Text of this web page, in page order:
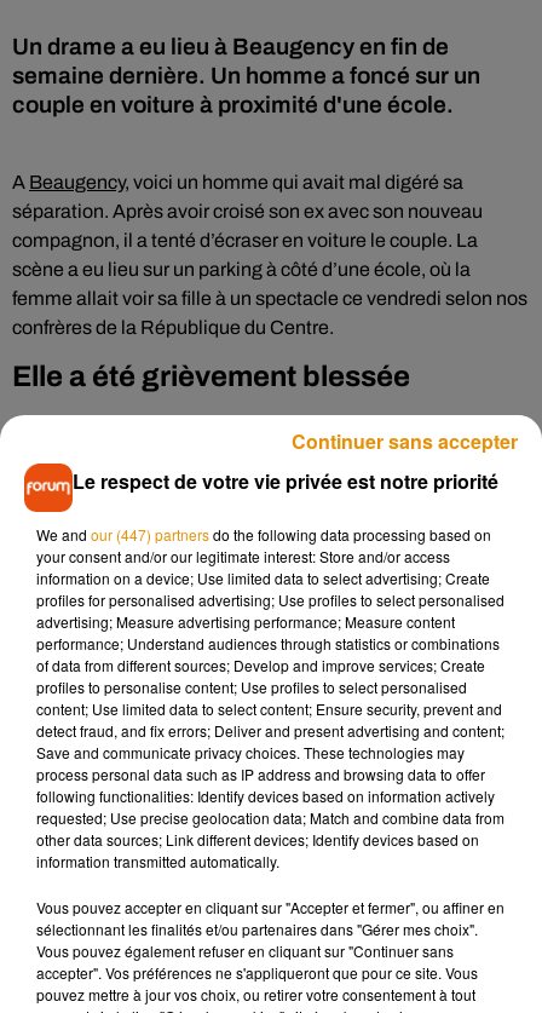
Un drame a eu lieu à Beaugency en fin de
semaine dernière. Un homme a foncé sur un
couple en voiture à proximité d'une école.
A Beaugency, voici un homme qui avait mal digéré sa
séparation. Après avoir croisé son ex avec son nouveau
compagnon, il a tenté d’écraser en voiture le couple. La
scène a eu lieu sur un parking à côté d’une école, où la
femme allait voir sa fille à un spectacle ce vendredi selon nos
confrères de la République du Centre.
Elle a été grièvement blessée
L’homme a pu éviter la voiture mais la femme a été
violemment percutée par le véhicule qui lui a foncé dessus.
Le choc a été très violent et elle a traversé le pare brise. Elle
s’est vue délivrer 45 jours d’ITT et son ex conjoint, âgé d’une
trentaine d’années a été jugé hier en comparution
immédiate pour violences volontaires avec arme par
destination
Musique
Après le film, bientôt une docu-série sur
le père de Michael Jackson
Tiny Desk invite Charlie Puth pour une
live session solaire
Le respect de votre vie privée est notre priorité
We and our (447) partnersdo the following data processing based on
your consent and/or our legitimate interest: Store and/or access
information on a device; Use limited data to select advertising; Create
profiles for personalised advertising; Use profiles to select personalised
advertising; Measure advertising performance; Measure content
performance; Understand audiences through statistics or combinations
of data from different sources; Develop and improve services; Create
profiles to personalise content; Use profiles to select personalised
content; Use limited data to select content; Ensure security, prevent and
detect fraud, and fix errors; Deliver and present advertising and content;
Save and communicate privacy choices. These technologies may
process personal data such as IP address and browsing data to offer
following functionalities: Identify devices based on information actively
requested; Use precise geolocation data; Match and combine data from
other data sources; Link different devices; Identify devices based on
information transmitted automatically.
Vous pouvez accepter en cliquant sur "Accepter et fermer", ou affiner en
sélectionnant les finalités et/ou partenaires dans "Gérer mes choix".
Vous pouvez également refuser en cliquant sur "Continuer sans
accepter". Vos préférences ne s'appliqueront que pour ce site. Vous
pouvez mettre à jour vos choix, ou retirer votre consentement à tout
Continuer sans accepter